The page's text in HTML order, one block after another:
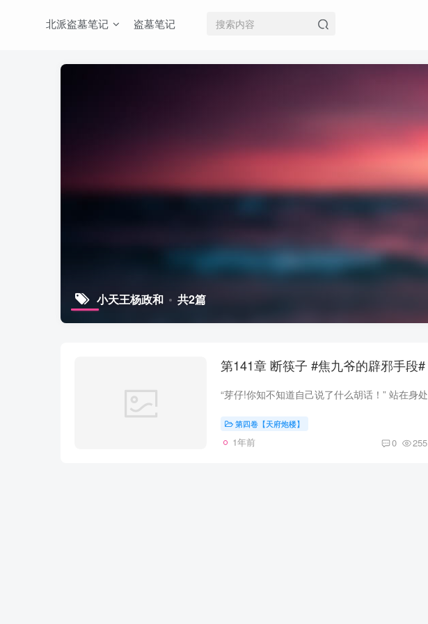
北派盗墓笔记 盗墓笔记
小天王杨政和 共2篇
第141章 断筷子 #焦九爷的辟邪手段#
第四卷【天府炮楼】
1年前 0 255